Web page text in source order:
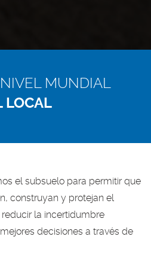
MUNDIAL
LOCAL
el subsuelo para permitir que
construyan y protejan el
la incertidumbre
decisiones a través de